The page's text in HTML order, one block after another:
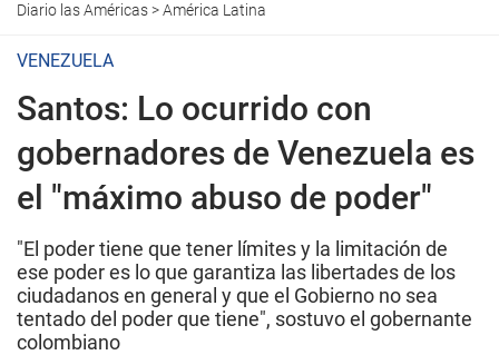
Diario las Américas>América Latina
VENEZUELA
Santos: Lo ocurrido con
gobernadores de Venezuela es
el "máximo abuso de poder"
"El poder tiene que tener límites y la limitación de
ese poder es lo que garantiza las libertades de los
ciudadanos en general y que el Gobierno no sea
tentado del poder que tiene", sostuvo el gobernante
colombiano